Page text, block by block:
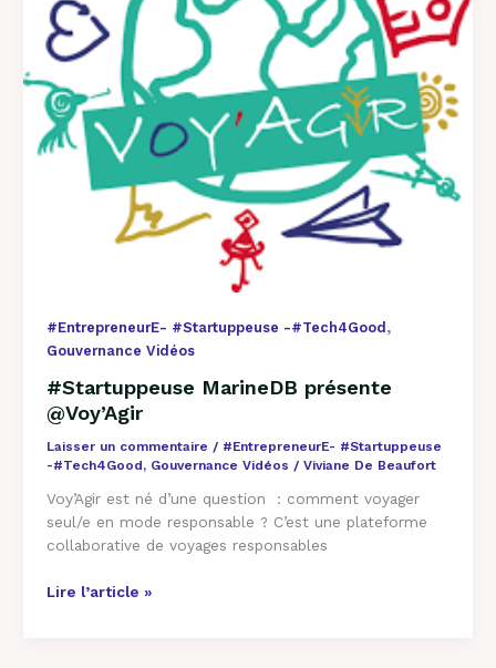
#EntrepreneurE- #Startuppeuse -#Tech4Good,
Gouvernance Vidéos
#Startuppeuse MarineDB présente
@Voy’Agir
Laisser un commentaire / #EntrepreneurE- #Startuppeuse
-#Tech4Good, Gouvernance Vidéos / Viviane De Beaufort
Voy’Agir est né d’une question : comment voyager
seul/e en mode responsable ? C’est une plateforme
collaborative de voyages responsables
Lire l’article »